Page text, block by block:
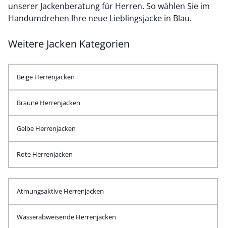
unserer Jackenberatung für Herren. So wählen Sie im
Handumdrehen Ihre neue Lieblingsjacke in Blau.
Weitere Jacken Kategorien
Beige Herrenjacken
Braune Herrenjacken
Gelbe Herrenjacken
Rote Herrenjacken
Atmungsaktive Herrenjacken
Wasserabweisende Herrenjacken